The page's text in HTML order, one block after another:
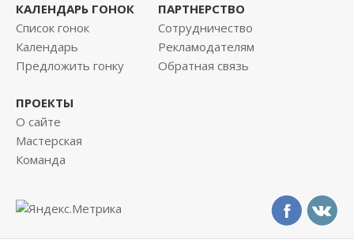
КАЛЕНДАРЬ ГОНОК
Список гонок
Календарь
Предложить гонку
ПАРТНЕРСТВО
Сотрудничество
Рекламодателям
Обратная связь
ПРОЕКТЫ
О сайте
Мастерская
Команда